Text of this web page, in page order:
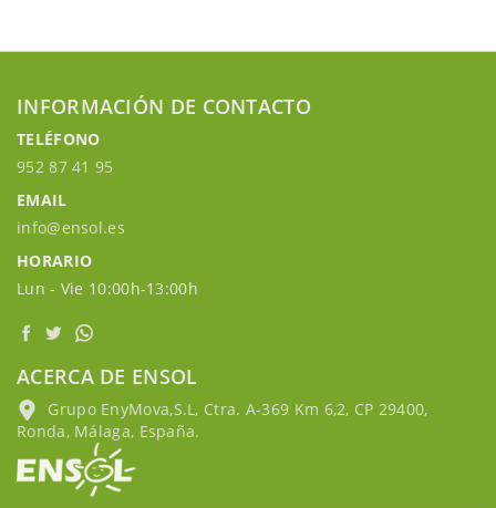
INFORMACIÓN DE CONTACTO
TELÉFONO
952 87 41 95
EMAIL
info@ensol.es
HORARIO
Lun - Vie 10:00h-13:00h
ACERCA DE ENSOL
Grupo EnyMova,S.L, Ctra. A-369 Km 6,2, CP 29400,
Ronda, Málaga, España.